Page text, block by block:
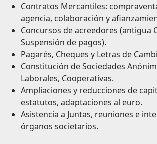
Contratos Mercantiles:
agencia, colaboración y
Concursos de acreedores (antigua
Suspensión de pagos).
Pagarés, Cheques y Letras de
Constitución de Sociedades
Laborales, Cooperativas.
Ampliaciones y reducciones de
estatutos, adaptaciones al euro.
Asistencia a Juntas, reuniones e
órganos societarios.